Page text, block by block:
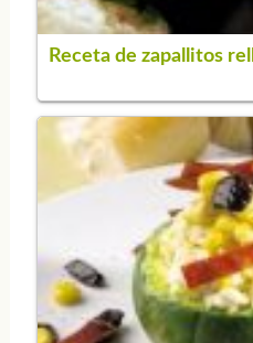
Receta de zapallitos